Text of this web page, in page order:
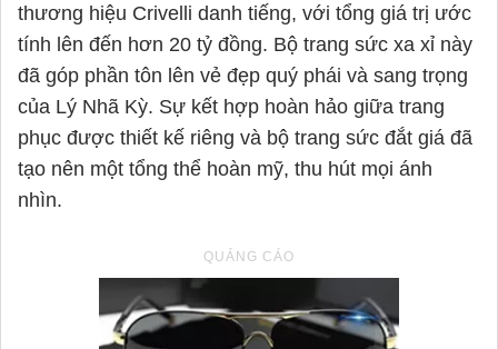
thương hiệu Crivelli danh tiếng, với tổng giá trị ước
tính lên đến hơn 20 tỷ đồng. Bộ trang sức xa xỉ này
đã góp phần tôn lên vẻ đẹp quý phái và sang trọng
của Lý Nhã Kỳ. Sự kết hợp hoàn hảo giữa trang
phục được thiết kế riêng và bộ trang sức đắt giá đã
tạo nên một tổng thể hoàn mỹ, thu hút mọi ánh
nhìn.